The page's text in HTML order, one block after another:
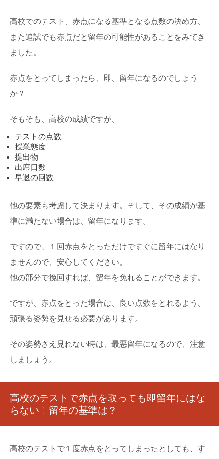
高校でのテスト、赤点になる基準となる点数の決め方、
また追試でも赤点だと留年の可能性があることをみてき
ました。
赤点をとってしまったら、即、留年になるのでしょう
か？
そもそも、高校の成績ですが、
テストの点数
授業態度
提出物
出席日数
早退の回数
他の要素も考慮して決まります。そして、その成績が基
準に満たない場合は、留年になります。
ですので、１回赤点をとっただけですぐに留年にはなり
ませんので、安心してください。
他の部分で挽回すれば、留年を免れることができます。
ですが、赤点をとった場合は、良い点数をとれるよう、
頑張る姿勢を見せる必要があります。
その姿勢さえ見れない時は、最悪留年になるので、注意
しましょう。
高校のテストで赤点を取っても即留年にはな
らない！留年の基準は？
高校のテストで１度赤点をとってしまったとしても、す